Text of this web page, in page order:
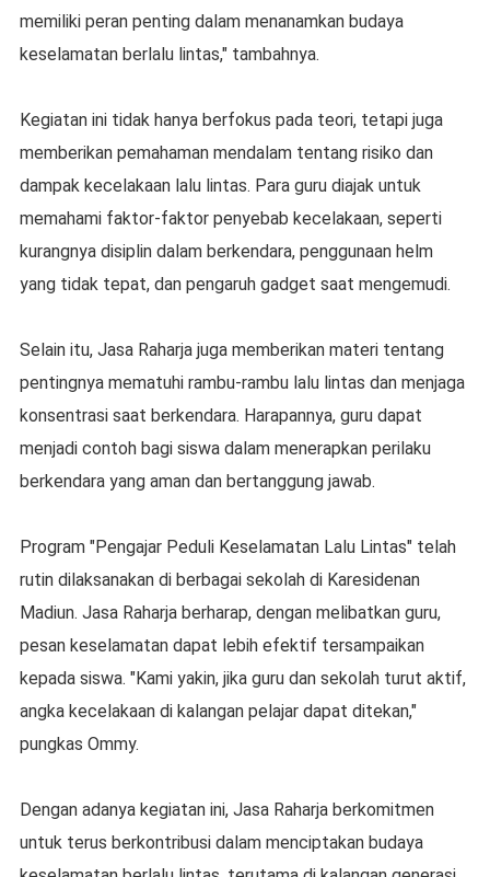
memiliki peran penting dalam menanamkan budaya
keselamatan berlalu lintas," tambahnya.
Kegiatan ini tidak hanya berfokus pada teori, tetapi juga
memberikan pemahaman mendalam tentang risiko dan
dampak kecelakaan lalu lintas. Para guru diajak untuk
memahami faktor-faktor penyebab kecelakaan, seperti
kurangnya disiplin dalam berkendara, penggunaan helm
yang tidak tepat, dan pengaruh gadget saat mengemudi.
Selain itu, Jasa Raharja juga memberikan materi tentang
pentingnya mematuhi rambu-rambu lalu lintas dan menjaga
konsentrasi saat berkendara. Harapannya, guru dapat
menjadi contoh bagi siswa dalam menerapkan perilaku
berkendara yang aman dan bertanggung jawab.
Program "Pengajar Peduli Keselamatan Lalu Lintas" telah
rutin dilaksanakan di berbagai sekolah di Karesidenan
Madiun. Jasa Raharja berharap, dengan melibatkan guru,
pesan keselamatan dapat lebih efektif tersampaikan
kepada siswa. "Kami yakin, jika guru dan sekolah turut aktif,
angka kecelakaan di kalangan pelajar dapat ditekan,"
pungkas Ommy.
Dengan adanya kegiatan ini, Jasa Raharja berkomitmen
untuk terus berkontribusi dalam menciptakan budaya